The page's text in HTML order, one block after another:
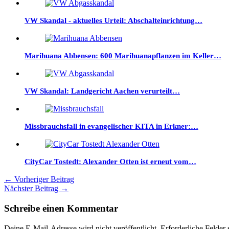
VW Skandal - aktuelles Urteil: Abschalteinrichtung…
Marihuana Abbensen: 600 Marihuanapflanzen im Keller…
VW Skandal: Landgericht Aachen verurteilt…
Missbrauchsfall in evangelischer KITA in Erkner:…
CityCar Tostedt: Alexander Otten ist erneut vom…
← Vorheriger Beitrag
Nächster Beitrag →
Schreibe einen Kommentar